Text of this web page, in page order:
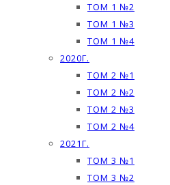
ТОМ 1 №2
ТОМ 1 №3
ТОМ 1 №4
2020Г.
ТОМ 2 №1
ТОМ 2 №2
ТОМ 2 №3
ТОМ 2 №4
2021Г.
ТОМ 3 №1
ТОМ 3 №2